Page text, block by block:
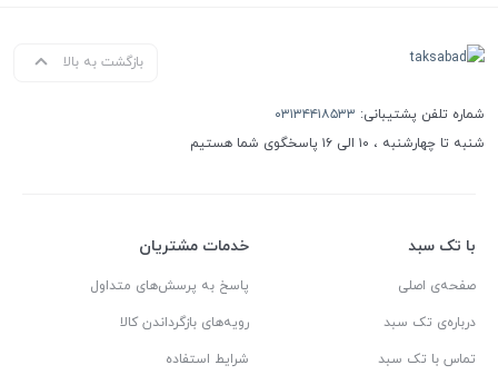
بازگشت به بالا
شماره تلفن پشتیبانی: ۰۳۱۳۴۴۱۸۵۳۳
شنبه تا چهارشنبه ، ۱۰ الی ۱۶ پاسخگوی شما هستیم
با تک سبد
صفحه‌ی اصلی
درباره‌ی تک سبد
تماس با تک سبد
خدمات مشتریان
پاسخ به پرسش‌های متداول
رویه‌های بازگرداندن کالا
شرایط استفاده